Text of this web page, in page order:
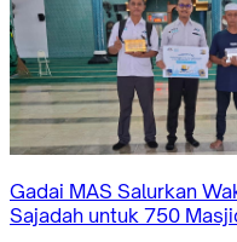
Gadai MAS Salurkan
Sajadah untuk 750